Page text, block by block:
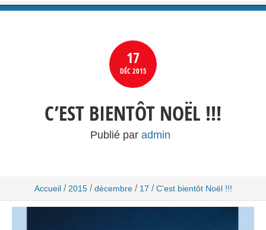
17
DÉC2015
C’EST BIENTÔT NOËL !!!
Publié par admin
Accueil / 2015 / décembre / 17 / C’est bientôt Noël !!!